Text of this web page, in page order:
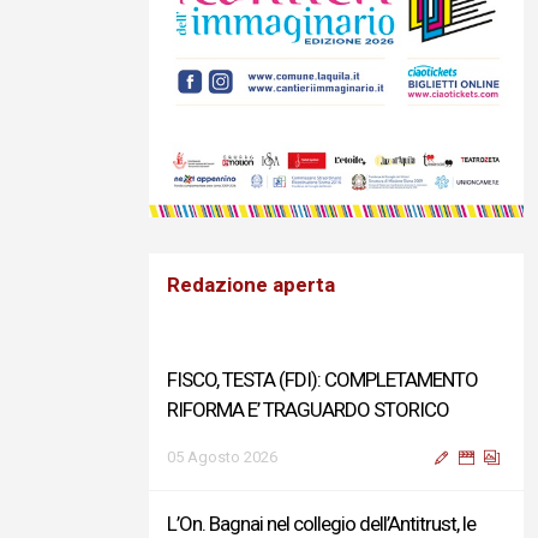
Redazione aperta
FISCO, TESTA (FDI): COMPLETAMENTO
RIFORMA E’ TRAGUARDO STORICO
05 Agosto 2026
L’On. Bagnai nel collegio dell’Antitrust, le